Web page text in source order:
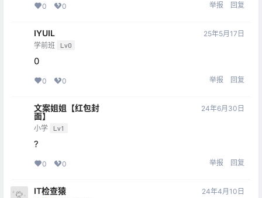
0 0 举报 回复
IYUIL
学前班 Lv0
25年5月17日
0
0 0 举报 回复
文案姐姐【红包封
面】
小学 Lv1
24年6月30日
?
0 0 举报 回复
IT检查猿 24年4月10日